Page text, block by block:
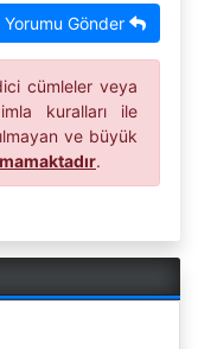
Yorumu Gönder
cümleler veya
kuralları ile
ve büyük
.